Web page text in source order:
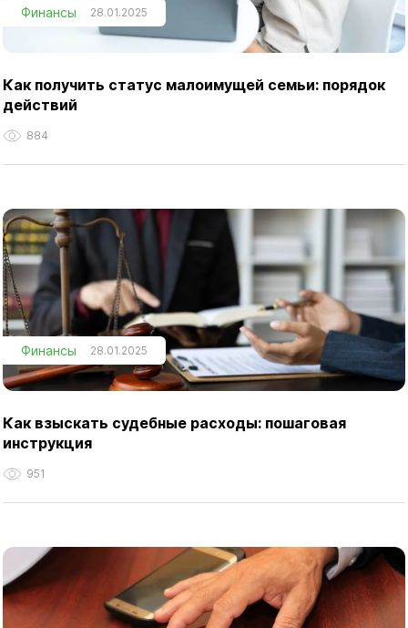
Финансы 28.01.2025
Как получить статус малоимущей семьи: порядок
действий
884
Финансы 28.01.2025
Как взыскать судебные расходы: пошаговая
инструкция
951